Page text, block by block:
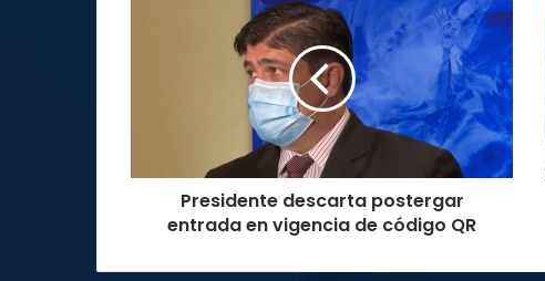
QR
Presidente descarta postergar
entrada en vigencia de código QR